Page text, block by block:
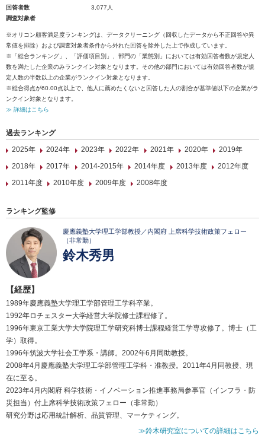
回答者数
3,077人
調査対象者
※オリコン顧客満足度ランキングは、データクリーニング（回収したデータから不正回答や異
常値を排除）および調査対象者条件から外れた回答を除外した上で作成しています。
※「総合ランキング」、「評価項目別」、部門の「業態別」においては有効回答者数が規定人
数を満たした企業のみランクイン対象となります。その他の部門においては有効回答者数が規
定人数の半数以上の企業がランクイン対象となります。
※総合得点が60.00点以上で、他人に薦めたくないと回答した人の割合が基準値以下の企業がラ
ンクイン対象となります。
≫ 詳細はこちら
過去ランキング
2025年
2024年 2023年 2022年 2021年 2020年
2019年
2018年
2017年 2014-2015年 2014年度 2013年度
2012年度
2011年度
2010年度 2009年度 2008年度
ランキング監修
慶應義塾大学理工学部教授／内閣府 上席科学技術政策フェロー
（非常勤）
鈴木秀男
【経歴】
1989年慶應義塾大学理工学部管理工学科卒業。
1992年ロチェスター大学経営大学院修士課程修了。
1996年東京工業大学大学院理工学研究科博士課程経営工学専攻修了。博士（工
学）取得。
1996年筑波大学社会工学系・講師。2002年6月同助教授。
2008年4月慶應義塾大学理工学部管理工学科・准教授。2011年4月同教授、現
在に至る。
2023年4月内閣府 科学技術・イノベーション推進事務局参事官（インフラ・防
災担当）付上席科学技術政策フェロー（非常勤）
研究分野は応用統計解析、品質管理、マーケティング。
≫鈴木研究室についての詳細はこちら